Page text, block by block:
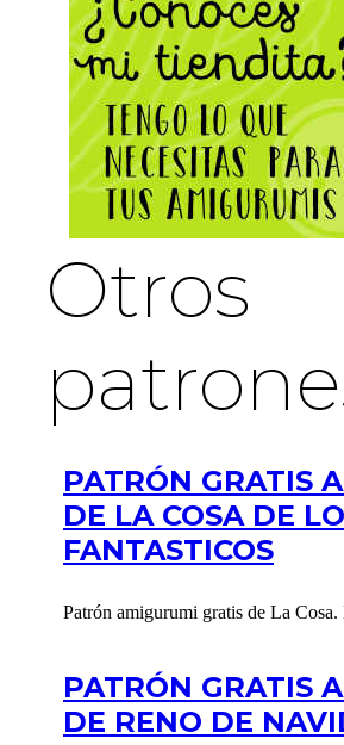
Otros
PATRÓN GRATIS
DE LA COSA DE
FANTASTICOS
Patrón amigurumi gratis de La Cosa.
PATRÓN GRATIS
DE RENO DE